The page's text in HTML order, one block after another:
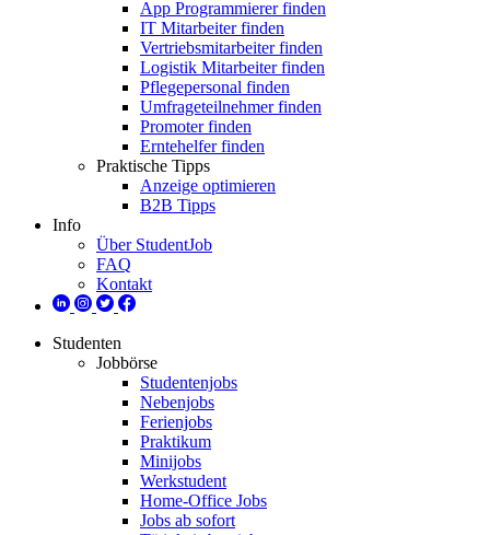
App Programmierer finden
IT Mitarbeiter finden
Vertriebsmitarbeiter finden
Logistik Mitarbeiter finden
Pflegepersonal finden
Umfrageteilnehmer finden
Promoter finden
Erntehelfer finden
Praktische Tipps
Anzeige optimieren
B2B Tipps
Info
Über StudentJob
FAQ
Kontakt
Studenten
Jobbörse
Studentenjobs
Nebenjobs
Ferienjobs
Praktikum
Minijobs
Werkstudent
Home-Office Jobs
Jobs ab sofort